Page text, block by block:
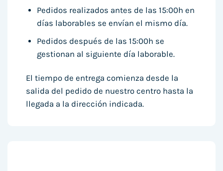
Pedidos realizados antes de las 15:00h en
días laborables se envían el mismo día.
Pedidos después de las 15:00h se
gestionan al siguiente día laborable.
El tiempo de entrega comienza desde la
salida del pedido de nuestro centro hasta la
llegada a la dirección indicada.